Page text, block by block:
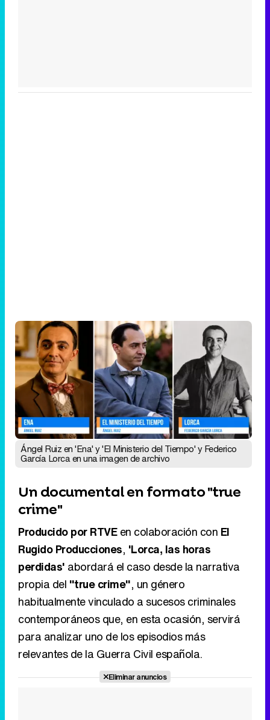
Ángel Ruiz en 'Ena' y 'El Ministerio del Tiempo' y Federico
García Lorca en una imagen de archivo
Un documental en formato "true
crime"
Producido por RTVEen colaboración conEl
Rugido Producciones,'Lorca, las horas
perdidas'
abordará el caso desde la narrativa
propia del"true crime", un género
habitualmente vinculado a sucesos criminales
contemporáneos que, en esta ocasión, servirá
para analizar uno de los episodios más
relevantes de la Guerra Civil española.